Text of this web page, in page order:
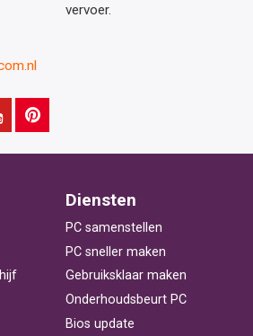
vervoer.
Diensten
PC samenstellen
PC sneller maken
Gebruiksklaar maken
Onderhoudsbeurt PC
Bios update